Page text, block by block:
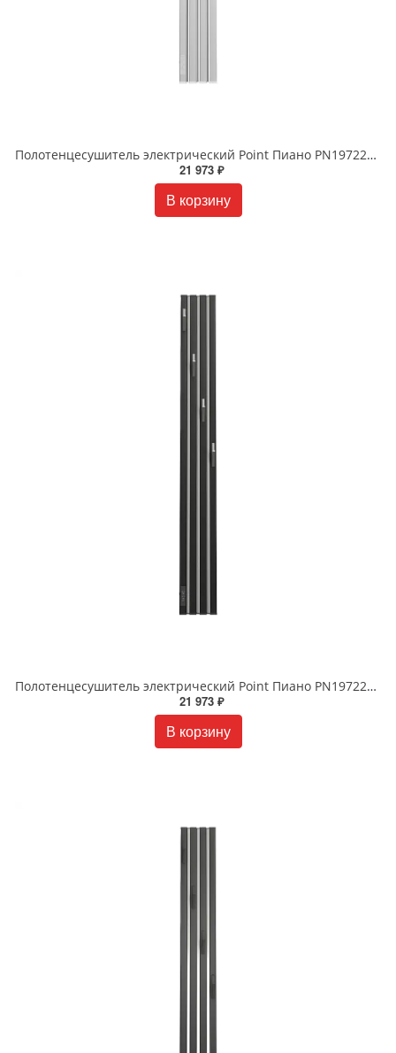
Полотенцесушитель электрический Point Пиано PN19722WC 15x120 диммер слева белый хром
21 973 ₽
В корзину
Полотенцесушитель электрический Point Пиано PN19722BGB 15x120 диммер слева черный графит блеск
21 973 ₽
В корзину